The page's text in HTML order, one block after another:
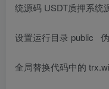
统源码 USDT质押系统
设置运行目录 public
全局替换代码中的